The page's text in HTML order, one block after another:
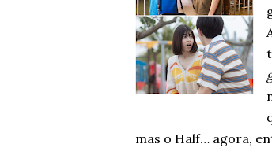
mas o Half… agora,